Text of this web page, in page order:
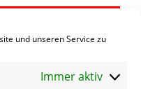
und unseren Service zu
Immer aktiv